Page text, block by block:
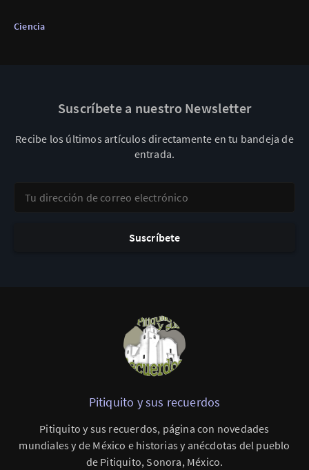
Ciencia
Suscríbete a nuestro Newsletter
Recibe los últimos artículos directamente en tu bandeja de
entrada.
Suscríbete
Pitiquito y sus recuerdos
Pitiquito y sus recuerdos, página con novedades
mundiales y de México e historias y anécdotas del pueblo
de Pitiquito, Sonora, México.